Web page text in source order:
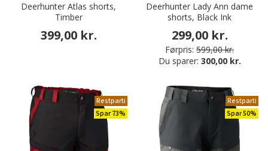
Deerhunter Atlas shorts,
Timber
399,00 kr.
Deerhunter Lady Ann dame
shorts, Black Ink
299,00 kr.
Førpris: 599,00 kr.
Du sparer: 300,00 kr.
Restparti
Spar 73%
Restparti
Spar 50%